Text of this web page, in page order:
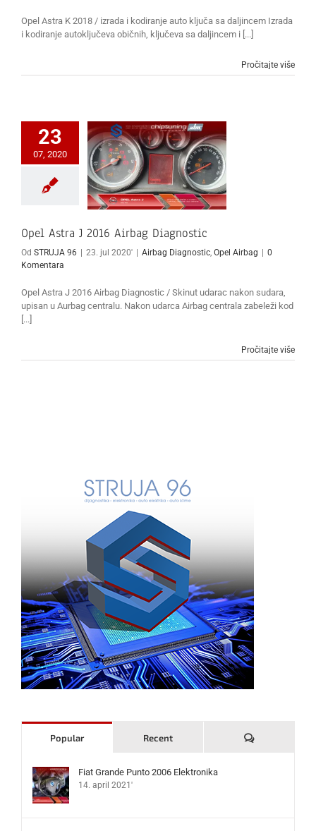
Opel Astra K 2018 / izrada i kodiranje auto ključa sa daljincem Izrada
i kodiranje autoključeva običnih, ključeva sa daljincem i [...]
Pročitajte više
23
07, 2020
Opel Astra J 2016 Airbag
Opel
Airbag
Opel Astra J 2016 Airbag Diagnostic
Od STRUJA 96 | 23. jul 2020' | Airbag Diagnostic, Opel Airbag | 0
Komentara
Opel Astra J 2016 Airbag Diagnostic / Skinut udarac nakon sudara,
upisan u Aurbag centralu. Nakon udarca Airbag centrala zabeleži kod
[...]
Pročitajte više
Popular Recent Komentari
Fiat Grande Punto 2006 Elektronika
14. april 2021'